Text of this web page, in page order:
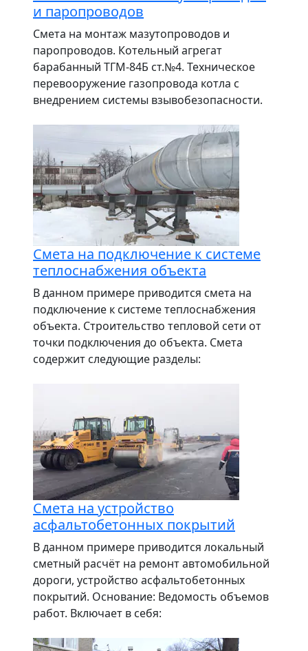
и паропроводов
Смета на монтаж мазутопроводов и
паропроводов. Котельный агрегат
барабанный ТГМ-84Б ст.№4. Техническое
перевооружение газопровода котла с
внедрением системы взывобезопасности.
Смета на подключение к системе
теплоснабжения объекта
В данном примере приводится смета на
подключение к системе теплоснабжения
объекта. Строительство тепловой сети от
точки подключения до объекта. Смета
содержит следующие разделы:
Смета на устройство
асфальтобетонных покрытий
В данном примере приводится локальный
сметный расчёт на ремонт автомобильной
дороги, устройство асфальтобетонных
покрытий. Основание: Ведомость объемов
работ. Включает в себя: